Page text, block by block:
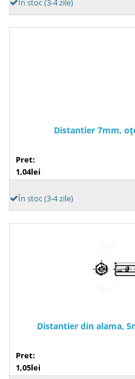
În stoc (3-4 zile)
Distantier 7mm,
Pret:
1,04lei
În stoc (3-4 zile)
Distantier din alama,
Pret:
1,05lei